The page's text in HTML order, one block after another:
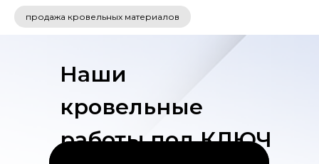
продажа кровельных материалов
Наши
кровельные
работы под КЛЮЧ